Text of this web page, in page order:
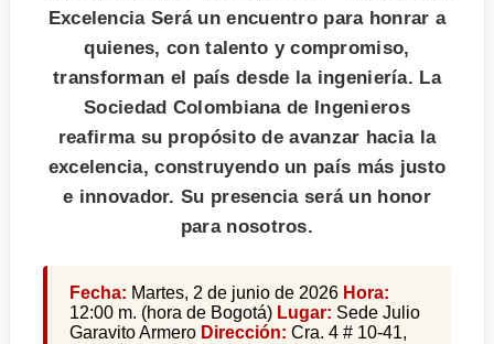
Excelencia Será un encuentro para honrar a
quienes, con talento y compromiso,
transforman el país desde la ingeniería. La
Sociedad Colombiana de Ingenieros
reafirma su propósito de avanzar hacia la
excelencia, construyendo un país más justo
e innovador. Su presencia será un honor
para nosotros.
Fecha: Martes, 2 de junio de 2026 Hora:
12:00 m. (hora de Bogotá) Lugar: Sede Julio
Garavito Armero Dirección: Cra. 4 # 10-41,